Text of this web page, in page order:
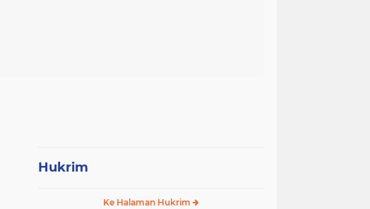
Hukrim
Ke Halaman Hukrim